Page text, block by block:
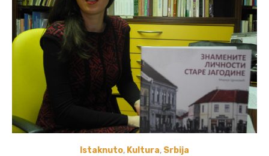
Istaknuto, Kultura, Srbija